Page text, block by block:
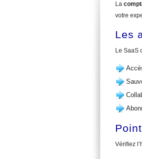
La
votre
Les
Le SaaS
Vérifiez